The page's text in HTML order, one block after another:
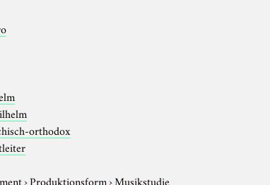
orthodox
›Produktionsform›Musikstudie